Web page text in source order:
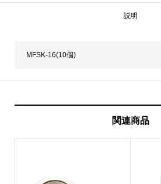
説明
MFSK-16(10個)
関連商品